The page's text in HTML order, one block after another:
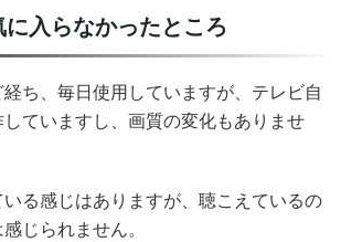
入らなかったところ
ち、毎日使用していますが、テレビ自
ていますし、画質の変化もありませ
る感じはありますが、聴こえているの
じられません。